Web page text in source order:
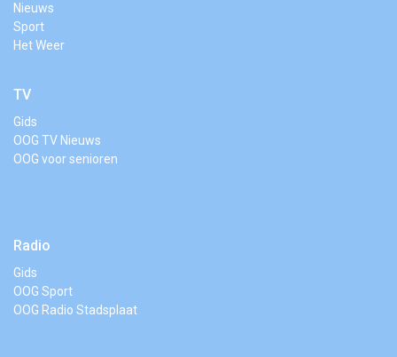
Nieuws
Sport
Het Weer
TV
Gids
OOG TV Nieuws
OOG voor senioren
Radio
Gids
OOG Sport
OOG Radio Stadsplaat